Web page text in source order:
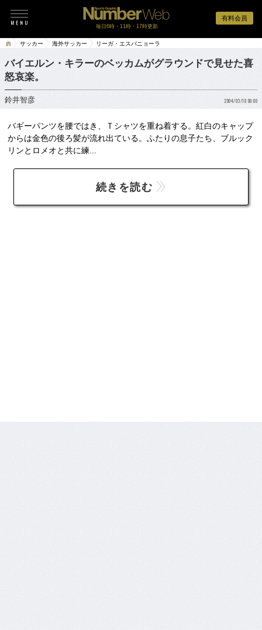
有料会員
毎日6時・11時・17時更新
サッカー 海外サッカー リーガ・エスパニョーラ
バイエルン・キラーのベッカムがグラウンドで見せた喜
怒哀楽。
鈴井智彦 2004/03/18 00:00
バギーパンツを腰ではき、Ｔシャツを重ね着する。紅白のキャップ
からは金色の後ろ髪が流れ出ている。ふたりの息子たち、ブルック
リンとロメオと共に練...
続きを読む